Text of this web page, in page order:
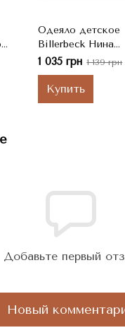
Одеяло детское
Billerbeck Нина
Облегченное,
Белый, Детский,
110x140 см, 400 г
1 035 грн 1 139 грн
Купить
Добавьте первый
Новый